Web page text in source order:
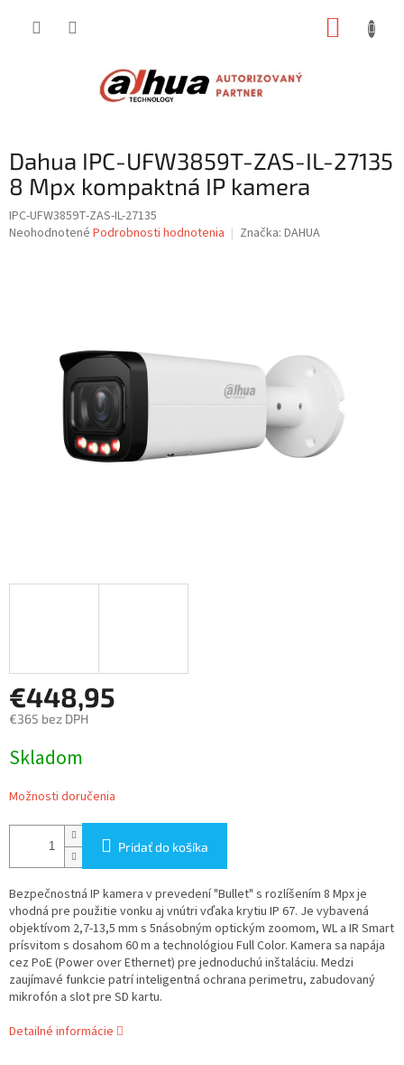
Dahua IPC-UFW3859T-ZAS-IL-27135
8 Mpx kompaktná IP kamera
IPC-UFW3859T-ZAS-IL-27135
Priemerné
hviezdičiek.
Neohodnotené Podrobnosti hodnotenia Značka: DAHUA
€448,95
€365 bez DPH
cena:
Skladom
Možnosti doručenia
Pridať do košíka
Bezpečnostná IP kamera v prevedení "Bullet" s rozlíšením 8 Mpx je
vhodná pre použitie vonku aj vnútri vďaka krytiu IP 67. Je vybavená
objektívom 2,7-13,5 mm s 5násobným optickým zoomom, WL a IR Smart
prísvitom s dosahom 60 m a technológiou Full Color. Kamera sa napája
cez PoE (Power over Ethernet) pre jednoduchú inštaláciu. Medzi
zaujímavé funkcie patrí inteligentná ochrana perimetru, zabudovaný
mikrofón a slot pre SD kartu.
Detailné informácie